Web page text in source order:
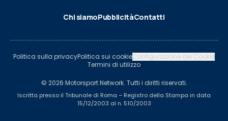
Chi siamoPubblicitàContatti
Politica sulla privacyPolitica sui cookieConfigurazione dei Cookie
Termini di utilizzo
© 2026 Motorsport Network. Tutti i diritti riservati.
Iscritta presso il Tribunale di Roma – Registro della Stampa in data
15/12/2003 al n. 510/2003